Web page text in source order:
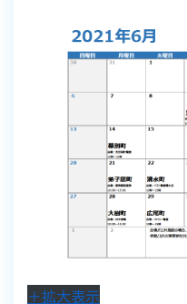
＋拡大表示